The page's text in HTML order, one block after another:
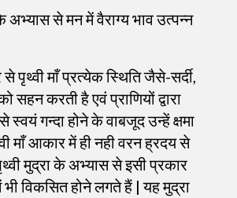
अभ्यास से मन में वैराग्य भाव उत्पन्न
पृथ्वी माँ प्रत्येक स्थिति जैसे-सर्दी,
सहन करती है एवं प्राणियों द्वारा
गन्दा होने के वाबजूद उन्हें क्षमा
माँ आकार में ही नही वरन ह्रदय से
मुद्रा के अभ्यास से इसी प्रकार
विकसित होने लगते हैं | यह मुद्रा